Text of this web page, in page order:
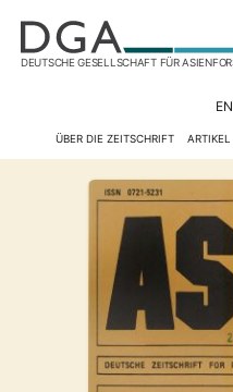
DEUTSCHE GESELLSCHAFT FÜR
ÜBER DIE ZEITSCHRIFT ARTIKEL